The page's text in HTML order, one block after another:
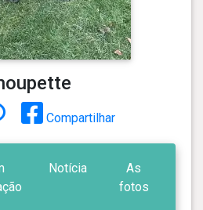
Compartilhar
Notícia
As
fotos